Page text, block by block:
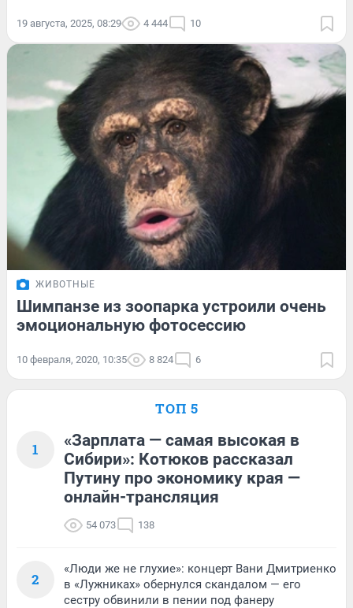
19 августа, 2025, 08:29 4 444 10
ЖИВОТНЫЕ
Шимпанзе из зоопарка устроили очень
эмоциональную фотосессию
10 февраля, 2020, 10:35 8 824 6
ТОП 5
1
«Зарплата — самая высокая в
Сибири»: Котюков рассказал
Путину про экономику края —
онлайн-трансляция
54 073 138
2
«Люди же не глухие»: концерт Вани Дмитриенко
в «Лужниках» обернулся скандалом — его
сестру обвинили в пении под фанеру